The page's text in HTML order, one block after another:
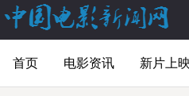
首页 电影资讯 新片上映